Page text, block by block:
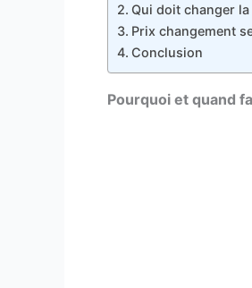
Qui doit changer
Prix changement
Conclusion
Pourquoi et quand